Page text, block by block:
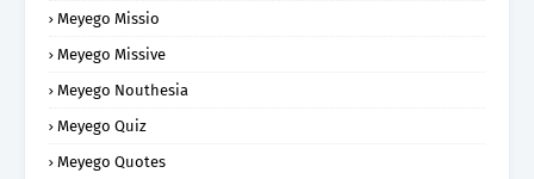
Meyego Missio
Meyego Missive
Meyego Nouthesia
Meyego Quiz
Meyego Quotes